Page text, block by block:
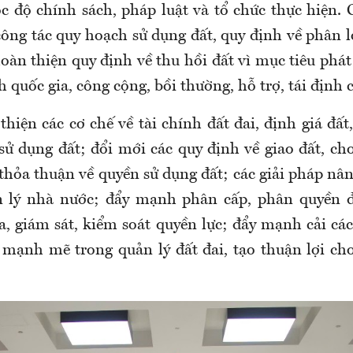
độ chính sách, pháp luật và tổ chức thực hiện.
tác quy hoạch sử dụng đất, quy định về phân
thiện quy định về thu hồi đất vì mục tiêu
quốc gia, công cộng, bồi thường, hỗ trợ, tái định
các cơ chế về tài chính đất đai, định giá
dụng đất; đổi mới các quy định về giao đất,
thuận về quyền sử dụng đất; các giải pháp
lý nhà nước; đẩy mạnh phân cấp, phân quyền
giám sát, kiểm soát quyền lực; đẩy mạnh cải
mạnh mẽ trong quản lý đất đai, tạo thuận lợi